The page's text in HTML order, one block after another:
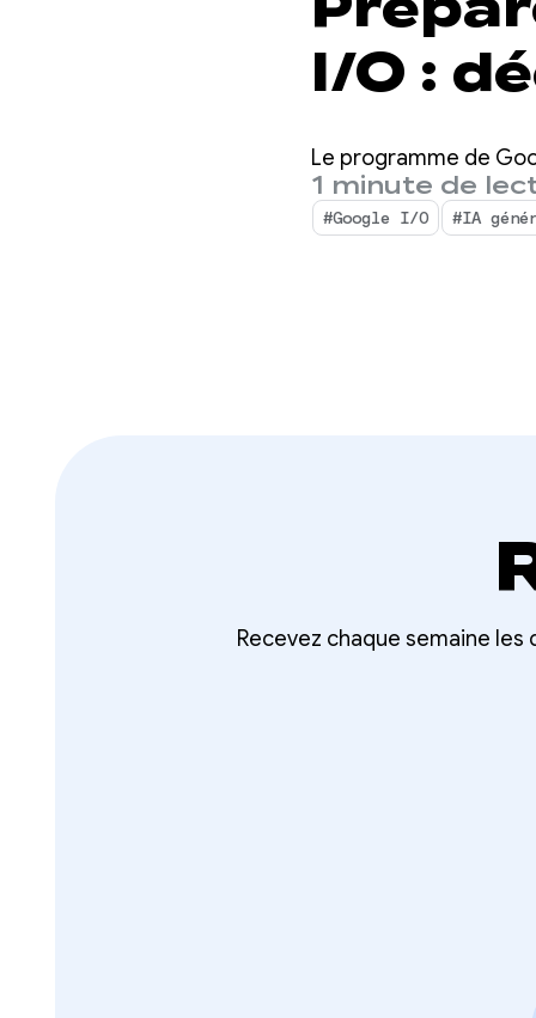
I/O :
en
Le programme de
1 minute de
#Google I/O #IA
Recevez chaque semaine